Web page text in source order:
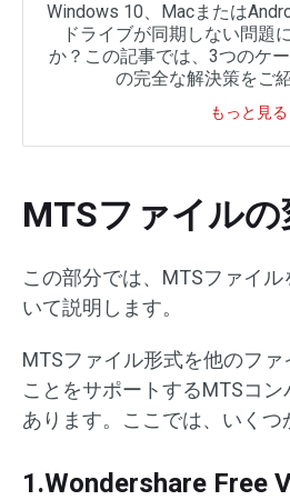
Windows 10、Macまたは
ドライブが同期しない問題
か？この記事では、3つのケ
の完全な解決策をご
もっと見る
MTSファイル
この部分では、MTSファイ
いて説明します。
MTSファイル形式を他のフ
ことをサポートするMTSコ
あります。ここでは、いくつ
1.Wondershare Free